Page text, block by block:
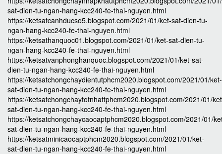
sat-dien-tu-ngan-hang-kcc240-fe-thai-nguyen.html
https://ketsatcanhducso5.blogspot.com/2021/01/ket-sat-dien-tu-
ngan-hang-kcc240-fe-thai-nguyen.html
https://ketsathanquoc01.blogspot.com/2021/01/ket-sat-dien-tu-
ngan-hang-kcc240-fe-thai-nguyen.html
https://ketsatvanphonghanquoc.blogspot.com/2021/01/ket-sat-
dien-tu-ngan-hang-kcc240-fe-thai-nguyen.html
https://ketsatchongchaydientutphcm2020.blogspot.com/2021/01/ket-
sat-dien-tu-ngan-hang-kcc240-fe-thai-nguyen.html
https://ketsatchongchaytotnhattphcm2020.blogspot.com/2021/01/
sat-dien-tu-ngan-hang-kcc240-fe-thai-nguyen.html
https://ketsatchongchaycaocaptphcm2020.blogspot.com/2021/01/
sat-dien-tu-ngan-hang-kcc240-fe-thai-nguyen.html
https://ketsatminicaocaptphcm2020.blogspot.com/2021/01/ket-
sat-dien-tu-ngan-hang-kcc240-fe-thai-nguyen.html